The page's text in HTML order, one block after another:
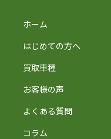
ホーム
はじめての方へ
買取車種
お客様の声
よくある質問
コラム